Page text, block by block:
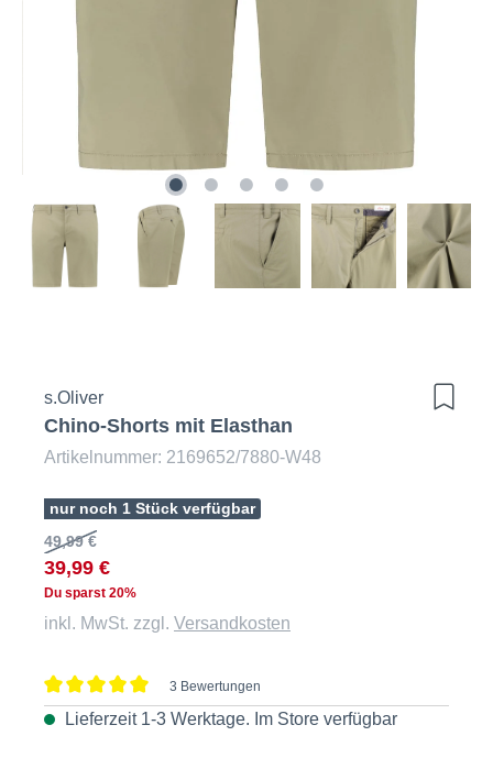
s.Oliver
Chino-Shorts mit Elasthan
Artikelnummer: 2169652/7880-W48
nur noch 1 Stück verfügbar
49,99 €
39,99 €
Du sparst 20%
inkl. MwSt. zzgl. Versandkosten
Durchschnittliche Bewertung von 5 von 5 Sternen
3 Bewertungen
Lieferzeit 1-3 Werktage. Im Store verfügbar